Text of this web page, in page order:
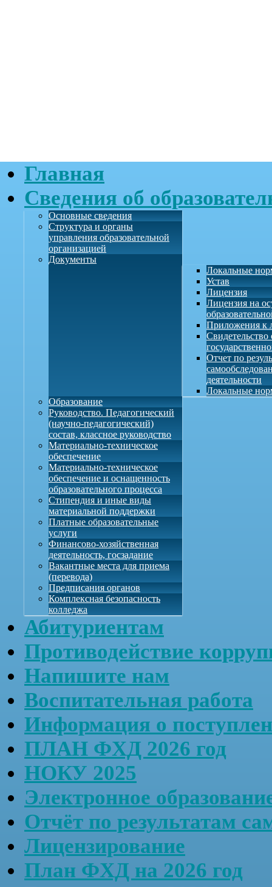
Главная
Сведения об
Основные сведения
Структура и органы
управления образовательной
организацией
Документы
Локальные
Устав
Лицензия
Лицензия на
Приложения к
Свидетельство
Отчет по
деятельности
Локальные
Образование
Руководство. Педагогический
(научно-педагогический)
состав, классное руководство
Материально-техническое
обеспечение
Материально-техническое
обеспечение и оснащенность
образовательного процесса
Стипендия и иные виды
материальной поддержки
Платные образовательные
услуги
Финансово-хозяйственная
деятельность, госзадание
Вакантные места для приема
(перевода)
Предписания органов
Комплексная безопасность
колледжа
Абитуриентам
Противодействие
Напишите нам
Воспитательная работа
Информация о
ПЛАН ФХД 2026 год
НОКУ 2025
Электронное
Отчёт по результатам
Лицензирование
План ФХД на 2026 год